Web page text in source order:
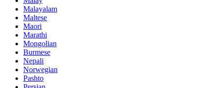
Malayalam
Maltese
Maori
Marathi
Mongolian
Burmese
Nepali
Norwegian
Pashto